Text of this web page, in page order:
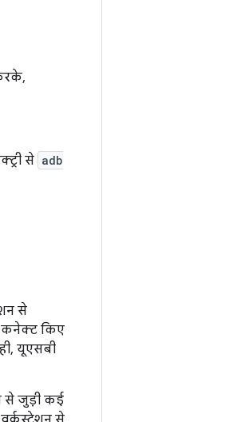
से adb
से
कनेक्ट किए
यूएसबी
से जुड़ी कई